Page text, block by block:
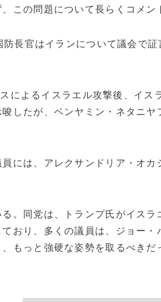
この問題について長らくコメン
長官はイランについて議会で
によるイスラエル攻撃後、イス
したが、ベンヤミン・ネタニ
には、アレクサンドリア・オ
。同党は、トランプ氏がイス
おり、多くの議員は、ジョー
もっと強硬な姿勢を取るべき